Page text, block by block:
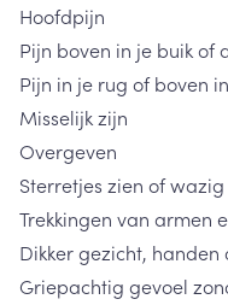
Hoofdpijn
Pijn boven in je buik of
Pijn in je rug of boven
Misselijk zijn
Overgeven
Sterretjes zien of wazig
Trekkingen van armen
Dikker gezicht, handen
Griepachtig gevoel